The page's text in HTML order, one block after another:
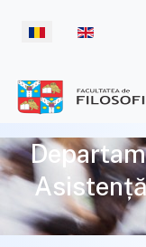
Selectați limba dvs